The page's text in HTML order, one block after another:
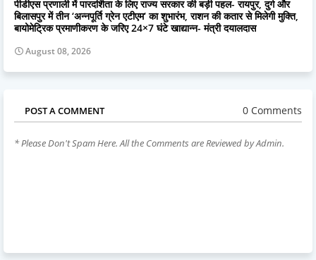
पीडीएस प्रणाली में पारदर्शिता के लिए राज्य सरकार की बड़ी पहल- रायपुर, दुर्ग और
बिलासपुर में तीन ‘अन्नपूर्ति ग्रेन एटीएम‘ का शुभारंभ, राशन की कतार से मिलेगी मुक्ति,
बायोमेट्रिक प्रमाणीकरण के जरिए 24×7 घंटे खाद्यान्न- मंत्री दयालदास
August 08, 2026
POST A COMMENT 0 Comments
* Please Don't Spam Here. All the Comments are Reviewed by Admin.